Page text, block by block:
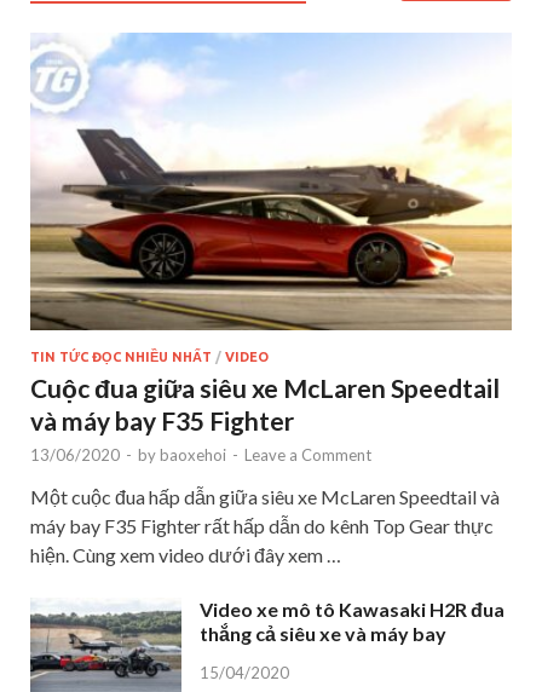
TIN TỨC ĐỌC NHIỀU NHẤT / VIDEO
Cuộc đua giữa siêu xe McLaren Speedtail
và máy bay F35 Fighter
13/06/2020 - by baoxehoi - Leave a Comment
Một cuộc đua hấp dẫn giữa siêu xe McLaren Speedtail và
máy bay F35 Fighter rất hấp dẫn do kênh Top Gear thực
hiện. Cùng xem video dưới đây xem …
Video xe mô tô Kawasaki H2R đua
thắng cả siêu xe và máy bay
15/04/2020